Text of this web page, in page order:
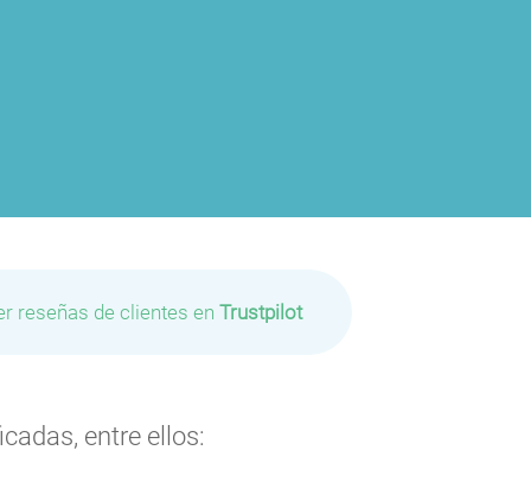
reseñas de clientes en Trustpilot
entre ellos: